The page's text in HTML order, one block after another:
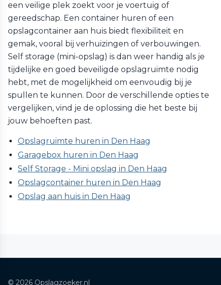
een veilige plek zoekt voor je voertuig of
gereedschap. Een container huren of een
opslagcontainer aan huis biedt flexibiliteit en
gemak, vooral bij verhuizingen of verbouwingen.
Self storage (mini-opslag) is dan weer handig als je
tijdelijke en goed beveiligde opslagruimte nodig
hebt, met de mogelijkheid om eenvoudig bij je
spullen te kunnen. Door de verschillende opties te
vergelijken, vind je de oplossing die het beste bij
jouw behoeften past.
Opslagruimte huren in Den Haag
Garagebox huren in Den Haag
Self Storage - Mini opslag in Den Haag
Opslagcontainer huren in Den Haag
Opslag aan huis in Den Haag
© 2026 Opslagzoeker.nl